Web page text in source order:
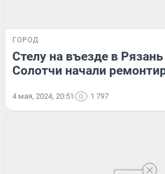
ГОРОД
Стелу на въезде в
Солотчи начали
4 мая, 2024, 20:51 1 797